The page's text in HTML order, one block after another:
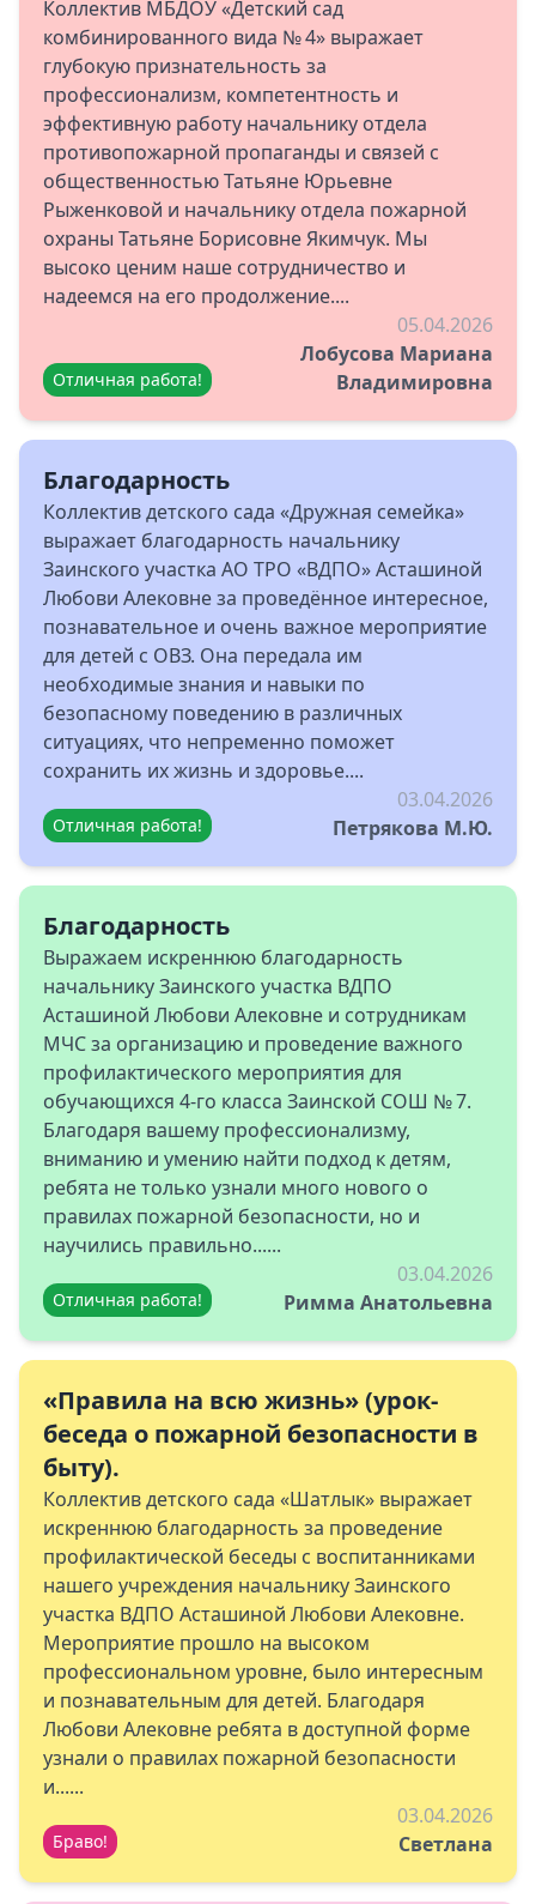
Коллектив МБДОУ «Детский сад
комбинированного вида № 4» выражает
глубокую признательность за
профессионализм, компетентность и
эффективную работу начальнику отдела
противопожарной пропаганды и связей с
общественностью Татьяне Юрьевне
Рыженковой и начальнику отдела пожарной
охраны Татьяне Борисовне Якимчук. Мы
высоко ценим наше сотрудничество и
надеемся на его продолжение....
Отличная работа!
05.04.2026
Лобусова Мариана
Владимировна
Благодарность
Коллектив детского сада «Дружная семейка»
выражает благодарность начальнику
Заинского участка АО ТРО «ВДПО» Асташиной
Любови Алековне за проведённое интересное,
познавательное и очень важное мероприятие
для детей с ОВЗ. Она передала им
необходимые знания и навыки по
безопасному поведению в различных
ситуациях, что непременно поможет
сохранить их жизнь и здоровье....
Отличная работа!
03.04.2026
Петрякова М.Ю.
Благодарность
Выражаем искреннюю благодарность
начальнику Заинского участка ВДПО
Асташиной Любови Алековне и сотрудникам
МЧС за организацию и проведение важного
профилактического мероприятия для
обучающихся 4-го класса Заинской СОШ № 7.
Благодаря вашему профессионализму,
вниманию и умению найти подход к детям,
ребята не только узнали много нового о
правилах пожарной безопасности, но и
научились правильно......
Отличная работа!
03.04.2026
Римма Анатольевна
«Правила на всю жизнь» (урок-
беседа о пожарной безопасности в
быту).
Коллектив детского сада «Шатлык» выражает
искреннюю благодарность за проведение
профилактической беседы с воспитанниками
нашего учреждения начальнику Заинского
участка ВДПО Асташиной Любови Алековне.
Мероприятие прошло на высоком
профессиональном уровне, было интересным
и познавательным для детей. Благодаря
Любови Алековне ребята в доступной форме
узнали о правилах пожарной безопасности
и......
Браво!
03.04.2026
Светлана